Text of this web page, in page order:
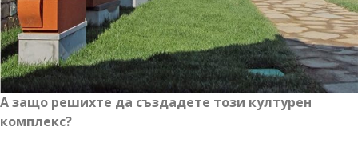
А защо решихте да създадете този културен
комплекс?